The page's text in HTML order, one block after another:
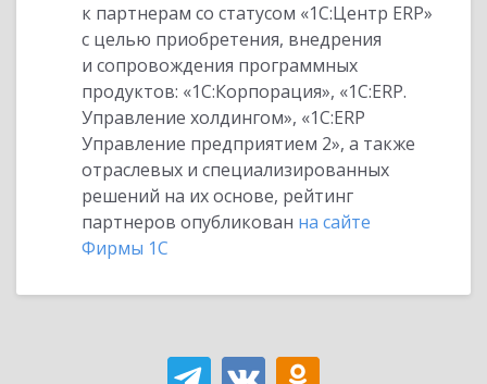
к партнерам со статусом «1С:Центр ERP»
с целью приобретения, внедрения
и сопровождения программных
продуктов: «1С:Корпорация», «1С:ERP.
Управление холдингом», «1С:ERP
Управление предприятием 2», а также
отраслевых и специализированных
решений на их основе, рейтинг
партнеров опубликован на сайте
Фирмы 1С